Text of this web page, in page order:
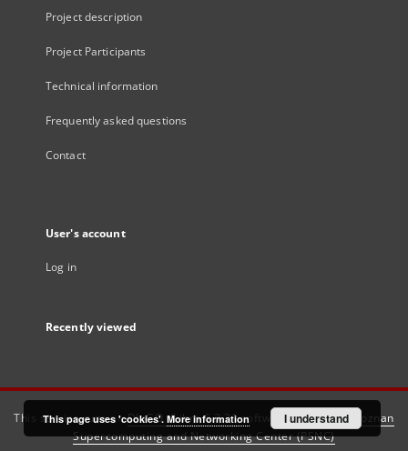
Project description
Project Participants
Technical information
Frequently asked questions
Contact
User's account
Log in
Recently viewed
This service runs onDInGO dLibra 6.3.21software created by
Poznan
Supercomputing and Networking Center (PSNC)
This page uses 'cookies'. More information I understand